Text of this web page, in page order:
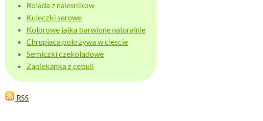
Rolada z nalesnikow
Kuleczki serowe
Kolorowe jajka barwione naturalnie
Chrupiaca pokrzywa w ciescie
Serniczki czekoladowe
Zapiekanka z cebuli
RSS